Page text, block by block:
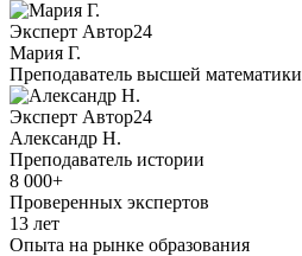
Эксперт Автор24
Мария Г.
Преподаватель высшей математики
Эксперт Автор24
Александр Н.
Преподаватель истории
8 000+
Проверенных экспертов
13 лет
Опыта на рынке образования